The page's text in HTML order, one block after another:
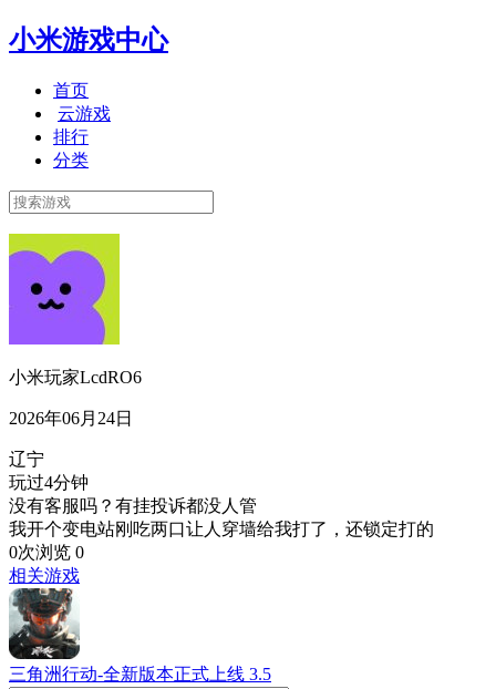
小米游戏中心
首页
云游戏
排行
分类
小米玩家LcdRO6
2026年06月24日
辽宁
玩过4分钟
没有客服吗？有挂投诉都没人管
我开个变电站刚吃两口让人穿墙给我打了，还锁定打的
0次浏览 0
相关游戏
三角洲行动-全新版本正式上线 3.5